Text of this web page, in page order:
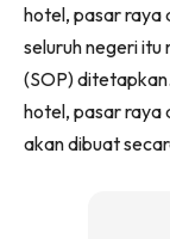
hotel, pasar raya
seluruh negeri
(SOP)
hotel, pasar raya
akan dibuat